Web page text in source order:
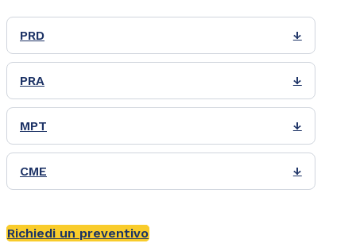
PRD ↓
PRA ↓
MPT ↓
CME ↓
Richiedi un preventivo